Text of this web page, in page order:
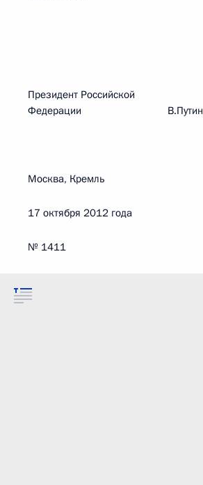
Президент Российской
Федерации В.Путин
Москва, Кремль
17 октября 2012 года
№ 1411